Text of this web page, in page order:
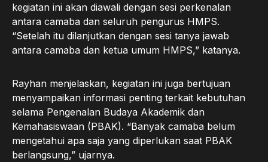
kegiatan ini akan diawali dengan sesi perkenalan
antara camaba dan seluruh pengurus HMPS.
“Setelah itu dilanjutkan dengan sesi tanya jawab
antara camaba dan ketua umum HMPS,” katanya.
Rayhan menjelaskan, kegiatan ini juga bertujuan
menyampaikan informasi penting terkait kebutuhan
selama Pengenalan Budaya Akademik dan
Kemahasiswaan (PBAK). “Banyak camaba belum
mengetahui apa saja yang diperlukan saat PBAK
berlangsung,” ujarnya.